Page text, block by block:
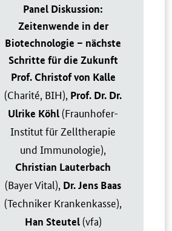
Panel Diskussion:
Zeitenwende in der
Biotechnologie – nächste
Schritte für die Zukunft
Prof. Christof von Kalle
(Charité, BIH), Prof. Dr. Dr.
Ulrike Köhl(Fraunhofer-
Institut für Zelltherapie
und Immunologie),
Christian Lauterbach
(Bayer Vital), Dr. Jens Baas
(Techniker Krankenkasse),
Han Steutel(vfa)